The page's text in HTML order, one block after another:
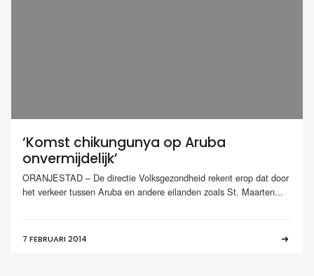
‘Komst chikungunya op Aruba
onvermijdelijk’
ORANJESTAD – De directie Volksgezondheid rekent erop dat door
het verkeer tussen Aruba en andere eilanden zoals St. Maarten...
7 FEBRUARI 2014